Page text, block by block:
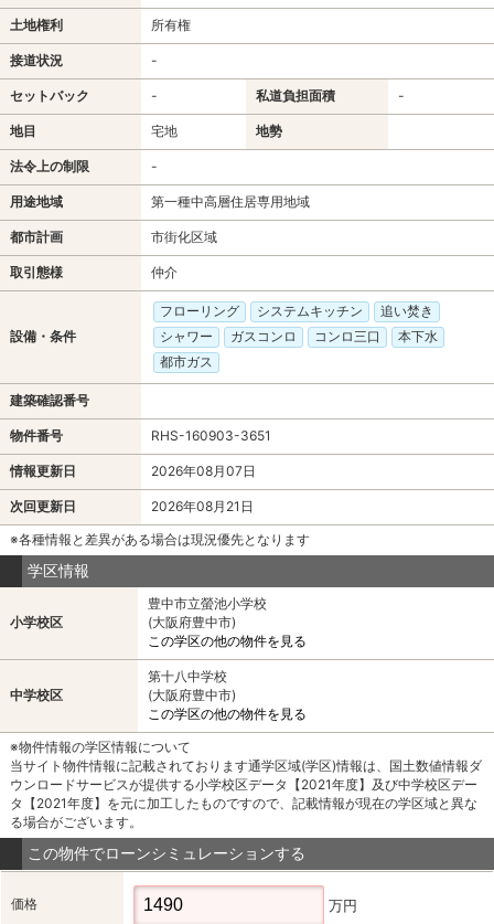
土地権利 所有権
接道状況 -
セットバック - 私道負担面積 -
地目 宅地 地勢
法令上の制限 -
用途地域 第一種中高層住居専用地域
都市計画 市街化区域
取引態様 仲介
設備・条件
フローリング システムキッチン
追い焚き
シャワー
ガスコンロ コンロ三口
本下水
都市ガス
建築確認番号
物件番号 RHS-160903-3651
情報更新日 2026年08月07日
次回更新日
2026年08月21日
※各種情報と差異がある場合は現況優先となります
学区情報
小学校区
豊中市立螢池小学校
(大阪府豊中市)
この学区の他の物件を見る
中学校区
第十八中学校
(大阪府豊中市)
この学区の他の物件を見る
※物件情報の学区情報について
当サイト物件情報に記載されております通学区域(学区)情報は、国土数値情報ダ
ウンロードサービスが提供する小学校区データ【2021年度】及び中学校区デー
タ【2021年度】を元に加工したものですので、記載情報が現在の学区域と異な
る場合がございます。
この物件でローンシミュレーションする
価格 万円